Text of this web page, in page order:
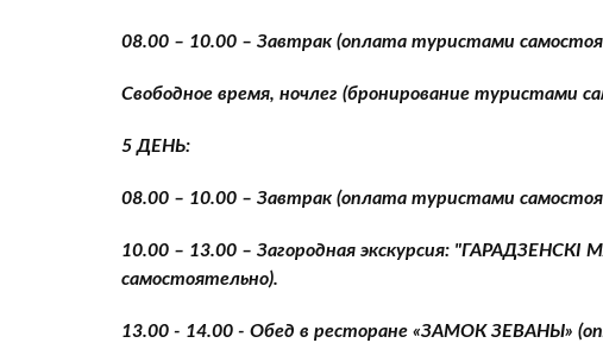
08.00 – 10.00 – Завтрак (оплата туристами
Свободное время, ночлег (бронирование туристами
5 ДЕНЬ:
08.00 – 10.00 – Завтрак (оплата туристами
10.00 – 13.00 – Загородная экскурсия:
самостоятельно).
13.00 - 14.00 - Обед в ресторане «ЗАМОК ЗЕВАНЫ»